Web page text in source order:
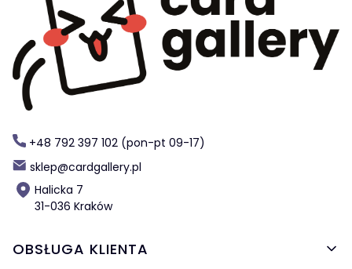
+48 792 397 102 (pon-pt 09-17)
sklep@cardgallery.pl
Halicka 7
31-036 Kraków
Linki w stopce
OBSŁUGA KLIENTA